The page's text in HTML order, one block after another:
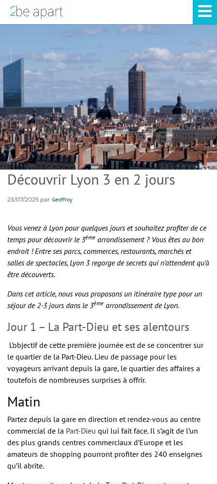
Découvrir Lyon 3 en 2 jours
23/07/2025 par Geoffroy
Vous venez à Lyon pour quelques jours et souhaitez profiter de ce
temps pour découvrir le 3ème arrondissement ? Vous êtes au bon
endroit ! Entre ses parcs, commerces, restaurants, marchés et
salles de spectacles, Lyon 3 regorge de secrets qui n’attendent qu’à
être découverts.
Dans cet article, nous vous proposons un itinéraire type pour un
séjour de 2-3 jours dans le 3ème arrondissement de Lyon.
Jour 1 – La Part-Dieu et ses alentours
L’objectif de cette première journée est de se concentrer sur
le quartier de la Part-Dieu. Lieu de passage pour les
voyageurs arrivant depuis la gare, le quartier des affaires a
toutefois de nombreuses surprises à offrir.
Matin
Partez depuis la gare en direction et rendez-vous au centre
commercial de la Part-Dieu qui lui fait face. Il s’agit de l’un
des plus grands centres commerciaux d’Europe et les
amateurs de shopping pourront profiter des 240 enseignes
qu’il abrite.